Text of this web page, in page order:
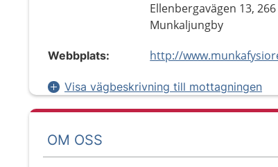
Ellenbergavägen 13,
Munkaljungby
Webbplats: http://
Visa vägbeskrivning till mottagningen
OM OSS